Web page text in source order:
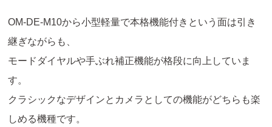
OM-DE-M10から小型軽量で本格機能付きという面は引き
継ぎながらも、
モードダイヤルや手ぶれ補正機能が格段に向上していま
す。
クラシックなデザインとカメラとしての機能がどちらも楽
しめる機種です。